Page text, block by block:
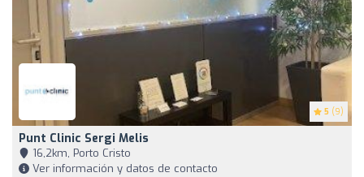
5 (9)
Punt Clinic Sergi Melis
16,2km, Porto Cristo
Ver información y datos de contacto